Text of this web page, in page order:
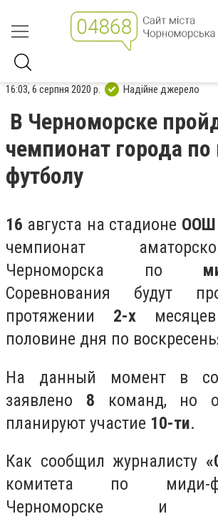
16:03, 6 серпня 2020 р. Надійне джерело
В Черноморске
чемпионат города
футболу
16 августа на стадионе
чемпионат
Черноморска по
Соревнования будут
протяжении 2-х
половине дня по
На данный момент в
заявлено 8 команд, но
планируют участие 10-ти.
Как сообщил журналисту
комитета по миди-
Черноморске и